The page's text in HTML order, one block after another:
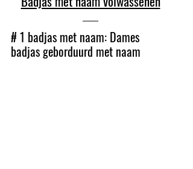
# 1 badjas met naam: Dames
badjas geborduurd met naam